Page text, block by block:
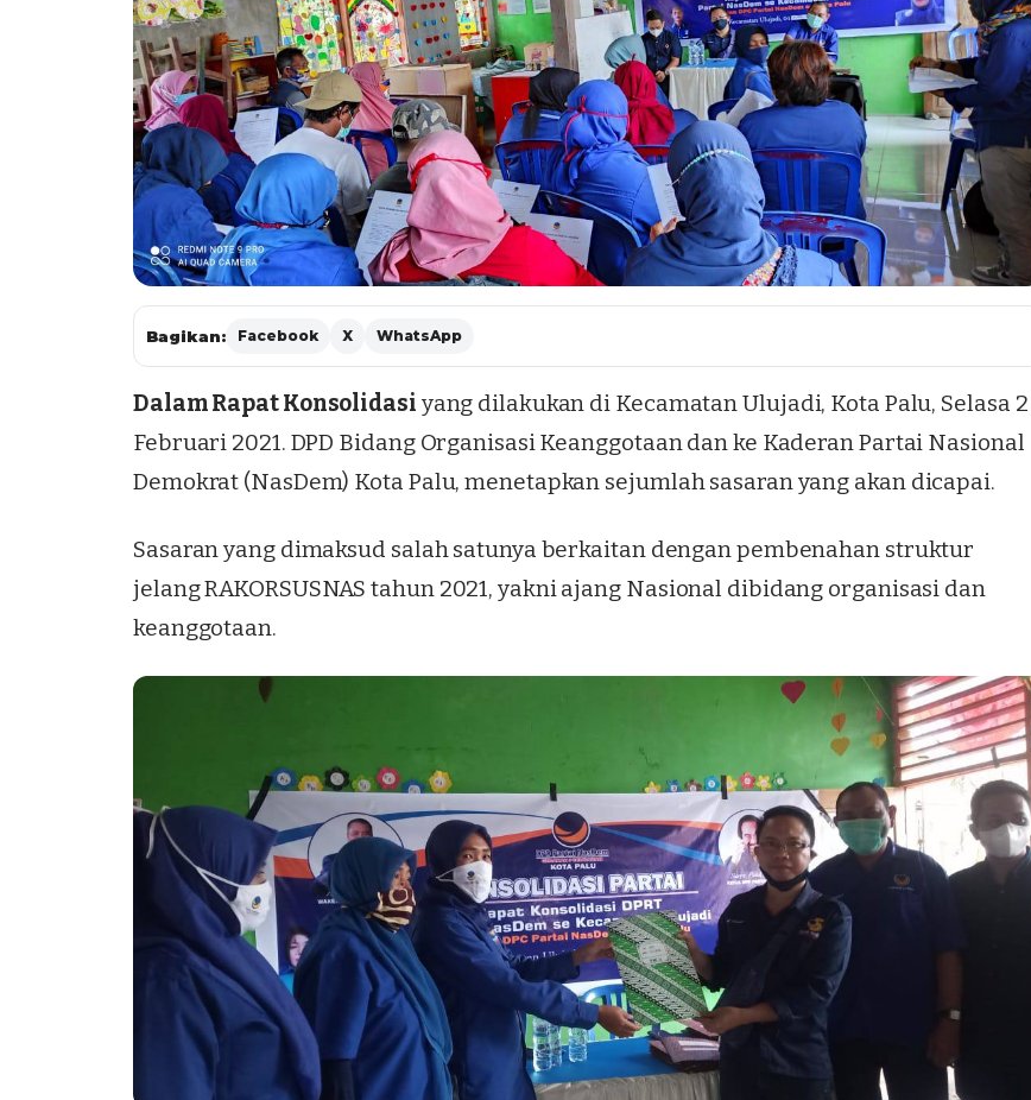
Bagikan: Facebook X WhatsApp
Dalam Rapat Konsolidasi yang dilakukan di Kecamatan Ulujadi, Kota Palu, Selasa 2
Februari 2021. DPD Bidang Organisasi Keanggotaan dan ke Kaderan Partai Nasional
Demokrat (NasDem) Kota Palu, menetapkan sejumlah sasaran yang akan dicapai.
Sasaran yang dimaksud salah satunya berkaitan dengan pembenahan struktur
jelang RAKORSUSNAS tahun 2021, yakni ajang Nasional dibidang organisasi dan
keanggotaan.